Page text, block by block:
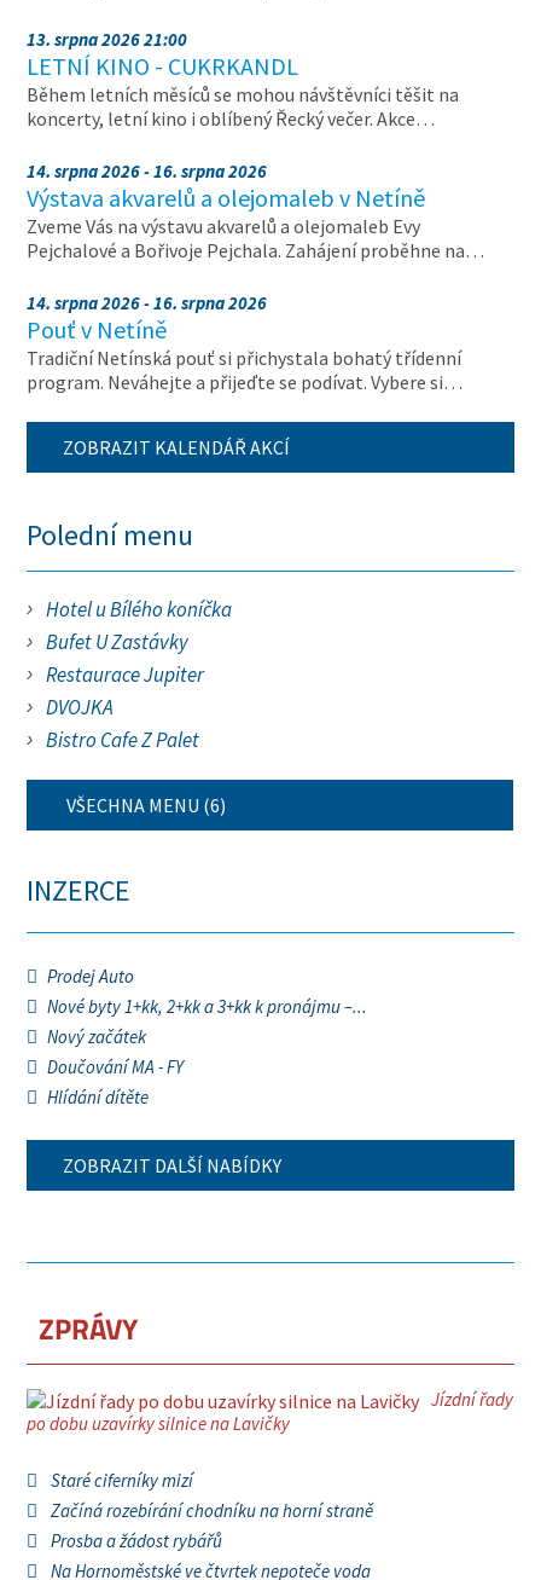
13. srpna 2026 21:00
LETNÍ KINO - CUKRKANDL
Během letních měsíců se mohou návštěvníci těšit na
koncerty, letní kino i oblíbený Řecký večer. Akce…
14. srpna 2026 - 16. srpna 2026
Výstava akvarelů a olejomaleb v Netíně
Zveme Vás na výstavu akvarelů a olejomaleb Evy
Pejchalové a Bořivoje Pejchala. Zahájení proběhne na…
14. srpna 2026 - 16. srpna 2026
Pouť v Netíně
Tradiční Netínská pouť si přichystala bohatý třídenní
program. Neváhejte a přijeďte se podívat. Vybere si…
ZOBRAZIT KALENDÁŘ AKCÍ
Polední menu
Hotel u Bílého koníčka
Bufet U Zastávky
Restaurace Jupiter
DVOJKA
Bistro Cafe Z Palet
VŠECHNA MENU (6)
INZERCE
Prodej Auto
Nové byty 1+kk, 2+kk a 3+kk k pronájmu –...
Nový začátek
Doučování MA - FY
Hlídání dítěte
ZOBRAZIT DALŠÍ NABÍDKY
ZPRÁVY
Jízdní řady
po dobu uzavírky silnice na Lavičky
Staré ciferníky mizí
Začíná rozebírání chodníku na horní straně
Prosba a žádost rybářů
Na Hornoměstské ve čtvrtek nepoteče voda